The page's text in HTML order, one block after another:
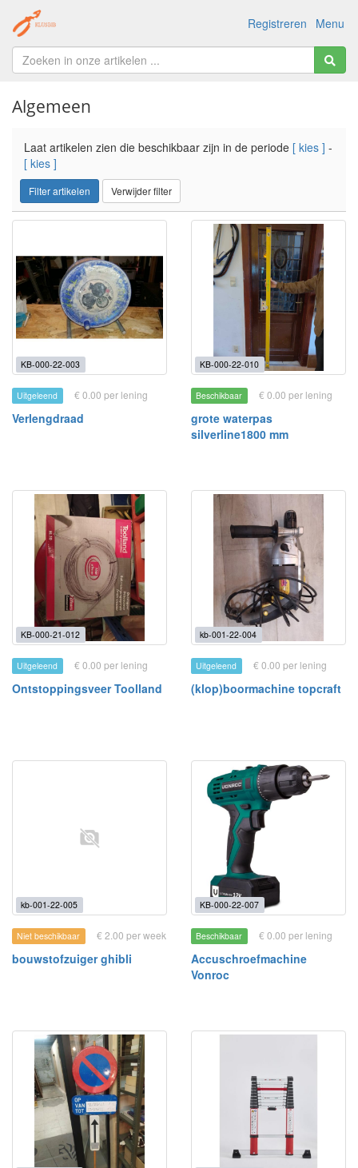
Menu
Registreren
Algemeen
Laat artikelen zien die beschikbaar zijn in de periode [ kies ] -
[ kies ]
Filter artikelen Verwijder filter
KB-000-22-003
Uitgeleend € 0.00 per lening
Verlengdraad
KB-000-22-010
Beschikbaar € 0.00 per lening
grote waterpas
silverline1800 mm
KB-000-21-012
Uitgeleend € 0.00 per lening
Ontstoppingsveer Toolland
kb-001-22-004
Uitgeleend € 0.00 per lening
(klop)boormachine topcraft
kb-001-22-005
Niet beschikbaar € 2.00 per week
bouwstofzuiger ghibli
KB-000-22-007
Beschikbaar € 0.00 per lening
Accuschroefmachine
Vonroc